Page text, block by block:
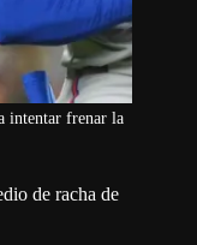
intentar frenar la
de racha de